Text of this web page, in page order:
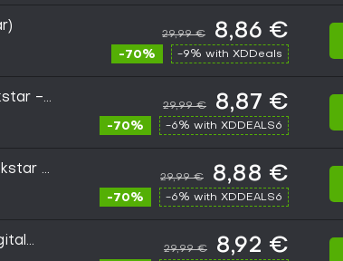
29,99 € 8,86 €
-70% -9% with XDDeals
-
29,99 € 8,87 €
-70% -6% with XDDEALS6
-
29,99 € 8,88 €
-70% -6% with XDDEALS6
29,99 € 8,92 €